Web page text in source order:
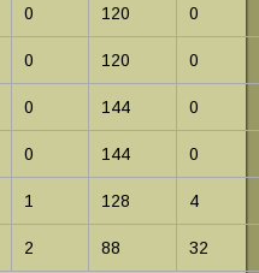
0 120 0
0 120 0
0 144 0
0 144 0
1 128 4
2 88 32